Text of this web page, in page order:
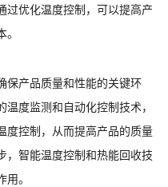
过优化温度控制，可以提高产
产品质量和性能的关键环
度监测和自动化控制技术，
度控制，从而提高产品的质量
，智能温度控制和热能回收技
。